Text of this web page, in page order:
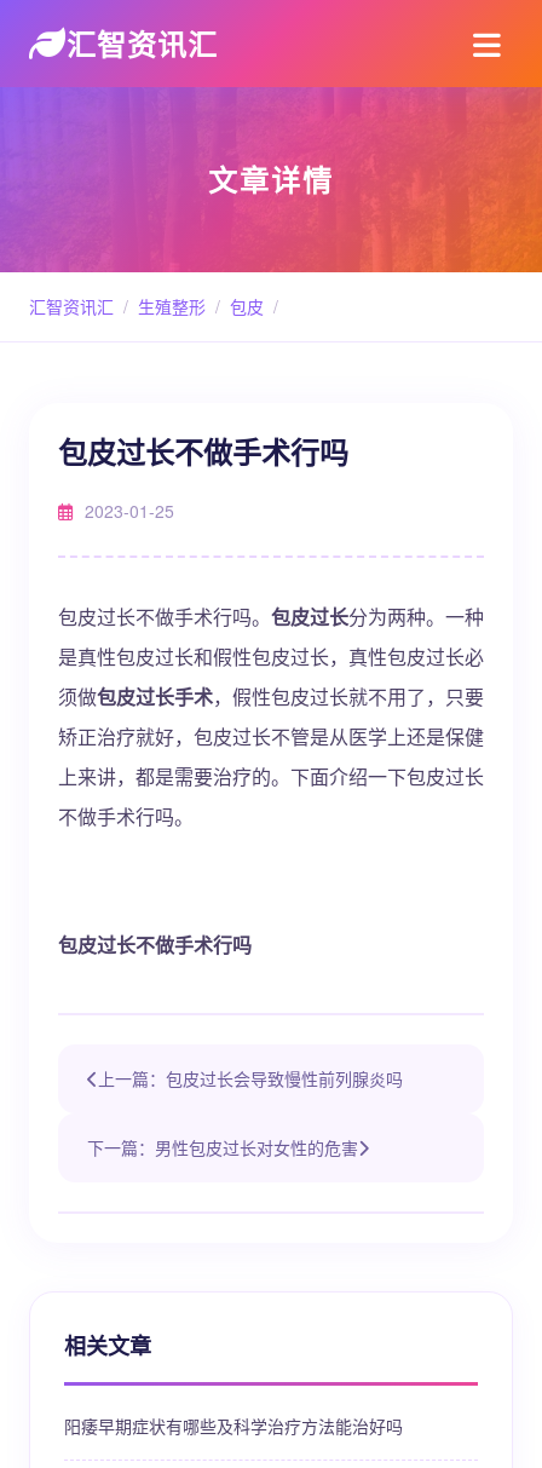
汇智资讯汇
文章详情
汇智资讯汇 / 生殖整形 / 包皮 /
包皮过长不做手术行吗
2023-01-25
包皮过长不做手术行吗。 包皮过长分为两种。一种
是真性包皮过长和假性包皮过长，真性包皮过长必
须做包皮过长手术，假性包皮过长就不用了，只要
矫正治疗就好，包皮过长不管是从医学上还是保健
上来讲，都是需要治疗的。下面介绍一下包皮过长
不做手术行吗。
包皮过长不做手术行吗
上一篇：包皮过长会导致慢性前列腺炎吗
下一篇：男性包皮过长对女性的危害
相关文章
阳痿早期症状有哪些及科学治疗方法能治好吗